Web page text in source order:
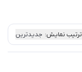
ترتیب نمایش: جدیدترین